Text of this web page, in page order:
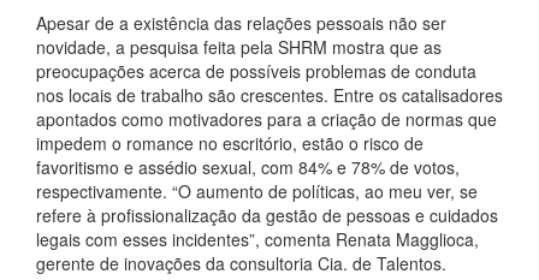
Apesar de a existência das relações pessoais não ser
novidade, a pesquisa feita pela SHRM mostra que as
preocupações acerca de possíveis problemas de conduta
nos locais de trabalho são crescentes. Entre os catalisadores
apontados como motivadores para a criação de normas que
impedem o romance no escritório, estão o risco de
favoritismo e assédio sexual, com 84% e 78% de votos,
respectivamente. “O aumento de políticas, ao meu ver, se
refere à profissionalização da gestão de pessoas e cuidados
legais com esses incidentes”, comenta Renata Magglioca,
gerente de inovações da consultoria Cia. de Talentos.